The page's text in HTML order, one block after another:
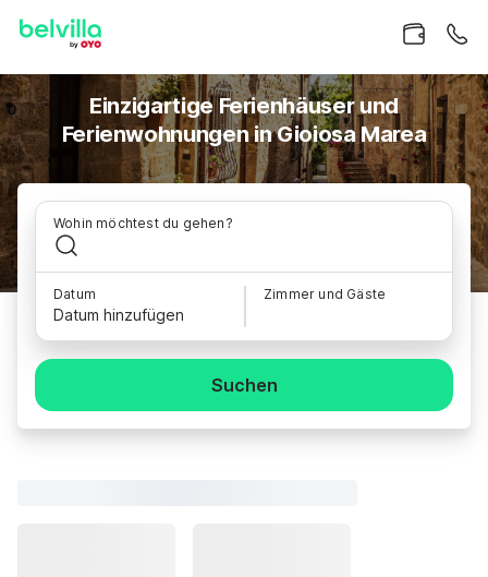
Einzigartige Ferienhäuser und
Ferienwohnungen in Gioiosa Marea
Wohin möchtest du gehen?
Datum
Datum hinzufügen
Zimmer und Gäste
Suchen